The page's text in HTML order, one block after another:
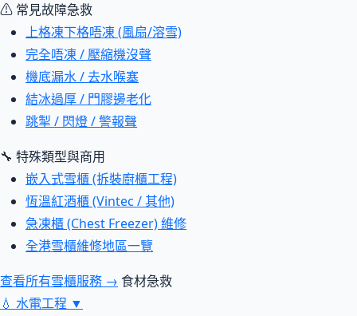
⚠ 常見故障急救
上格凍下格唔凍 (風扇/溶雪)
完全唔凍 / 壓縮機沒聲
機底漏水 / 去水喉塞
結冰過厚 / 門膠邊老化
跳掣 / 閃燈 / 警報聲
🔧 特殊類型與商用
嵌入式雪櫃 (拆裝廚櫃工程)
恆溫紅酒櫃 (Vintec / 其他)
急凍櫃 (Chest Freezer) 維修
全港雪櫃維修地區一覽
查看所有雪櫃服務 → 食材急救
💧 水電工程 ▼